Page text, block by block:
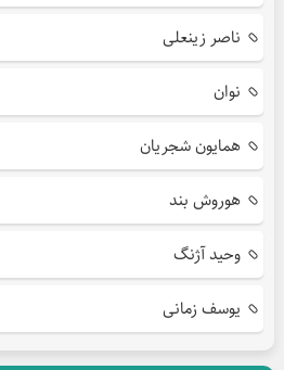
ناصر زینعلی
نوان
همایون شجریان
هوروش بند
وحید آژنگ
یوسف زمانی